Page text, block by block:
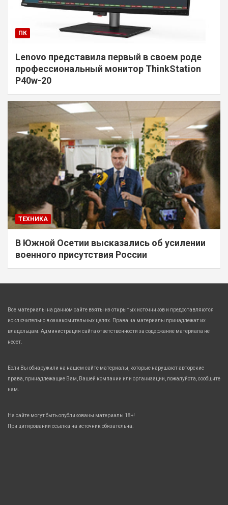
ПК
Lenovo представила первый в своем роде
профессиональный монитор ThinkStation
P40w-20
ТЕХНИКА
В Южной Осетии высказались об усилении
военного присутствия России
Все материалы на данном сайте взяты из открытых источников и предоставляются
исключительно в ознакомительных целях. Права на материалы принадлежат их
владельцам. Администрация сайта ответственности за содержание материала не
несет.
Если Вы обнаружили на нашем сайте материалы, которые нарушают авторские
права, принадлежащие Вам, Вашей компании или организации, пожалуйста, сообщите
нам.
На сайте могут быть опубликованы материалы 18+!
При цитировании ссылка на источник обязательна.